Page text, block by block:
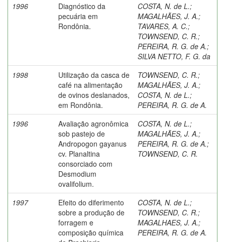
1996
Diagnóstico da
pecuária em
Rondônia.
COSTA, N. de L.;
MAGALHÃES, J. A.;
TAVARES, A. C.;
TOWNSEND, C. R.;
PEREIRA, R. G. de A.;
SILVA NETTO, F. G. da
1998
Utilização da casca de
café na alimentação
de ovinos deslanados,
em Rondônia.
TOWNSEND, C. R.;
MAGALHÃES, J. A.;
COSTA, N. de L.;
PEREIRA, R. G. de A.
1996
Avaliação agronômica
sob pastejo de
Andropogon gayanus
cv. Planaltina
consorciado com
Desmodium
ovalifolium.
COSTA, N. de L.;
MAGALHÃES, J. A.;
PEREIRA, R. G. de A.;
TOWNSEND, C. R.
1997
Efeito do diferimento
sobre a produção de
forragem e
composição química
COSTA, N. de L.;
TOWNSEND, C. R.;
MAGALHAES, J. A.;
PEREIRA, R. G. de A.